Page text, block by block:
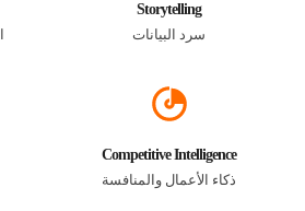
Storytelling
سرد البيانات
Competitive Intelligence
ذكاء الأعمال والمنافسة